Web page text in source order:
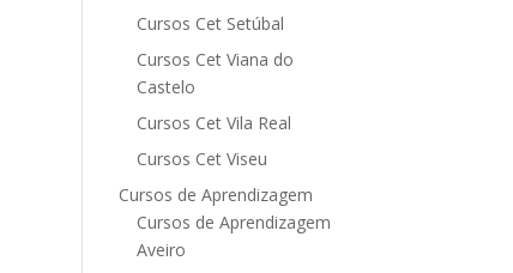
Cursos Cet Setúbal
Cursos Cet Viana do
Castelo
Cursos Cet Vila Real
Cursos Cet Viseu
Cursos de Aprendizagem
Cursos de Aprendizagem
Aveiro